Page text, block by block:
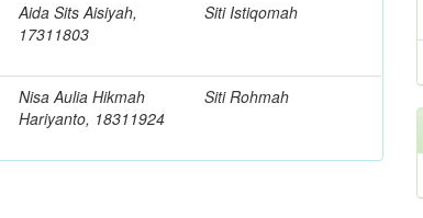
Aida Sits Aisiyah,
17311803
Siti Istiqomah
Nisa Aulia Hikmah
Hariyanto, 18311924
Siti Rohmah